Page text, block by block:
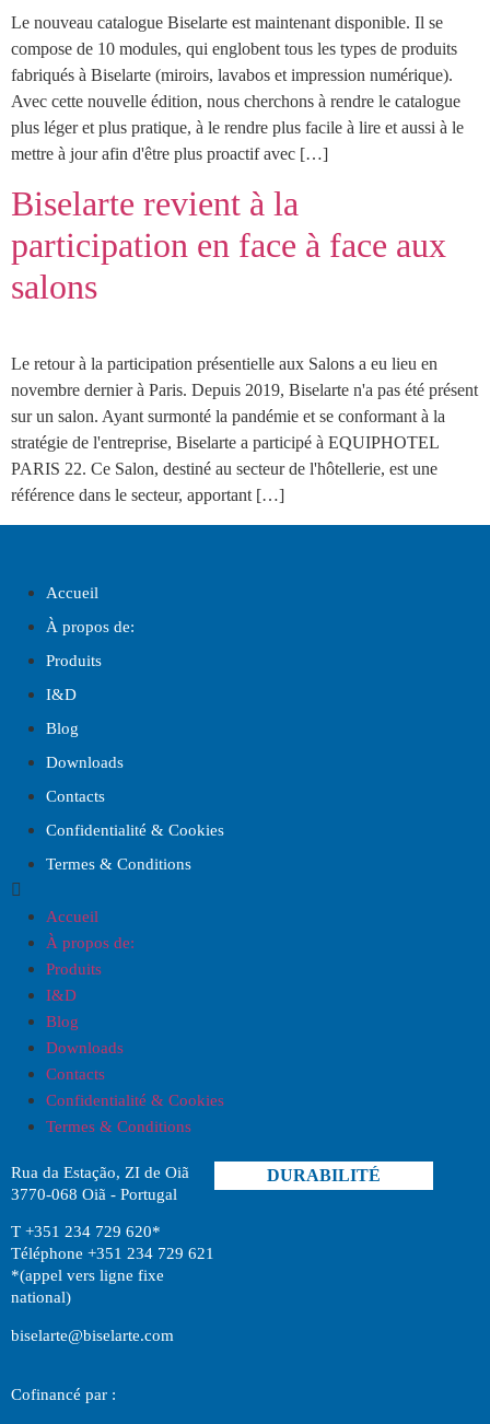
Le nouveau catalogue Biselarte est maintenant disponible. Il se
compose de 10 modules, qui englobent tous les types de produits
fabriqués à Biselarte (miroirs, lavabos et impression numérique).
Avec cette nouvelle édition, nous cherchons à rendre le catalogue
plus léger et plus pratique, à le rendre plus facile à lire et aussi à le
mettre à jour afin d'être plus proactif avec […]
Biselarte revient à la
participation en face à face aux
salons
Le retour à la participation présentielle aux Salons a eu lieu en
novembre dernier à Paris. Depuis 2019, Biselarte n'a pas été présent
sur un salon. Ayant surmonté la pandémie et se conformant à la
stratégie de l'entreprise, Biselarte a participé à EQUIPHOTEL
PARIS 22. Ce Salon, destiné au secteur de l'hôtellerie, est une
référence dans le secteur, apportant […]
Accueil
À propos de:
Produits
I&D
Blog
Downloads
Contacts
Confidentialité & Cookies
Termes & Conditions
Accueil
À propos de:
Produits
I&D
Blog
Downloads
Contacts
Confidentialité & Cookies
Termes & Conditions
Rua da Estação, ZI de Oiã
3770-068 Oiã - Portugal
T +351 234 729 620*
Téléphone +351 234 729 621
*(appel vers ligne fixe
national)
biselarte@biselarte.com
DURABILITÉ
Cofinancé par :